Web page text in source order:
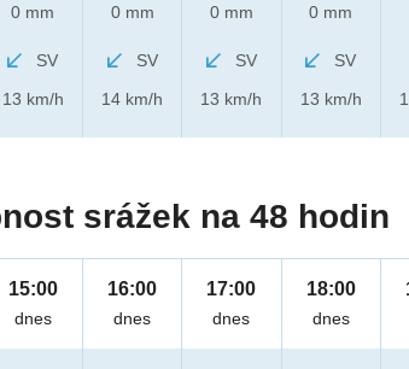
0 mm
SV
13 km/h
0 mm
SV
14 km/h
0 mm
SV
13 km/h
0 mm
SV
13 km/h
srážek na 48 hodin
15:00
dnes
16:00
dnes
17:00
dnes
18:00
dnes